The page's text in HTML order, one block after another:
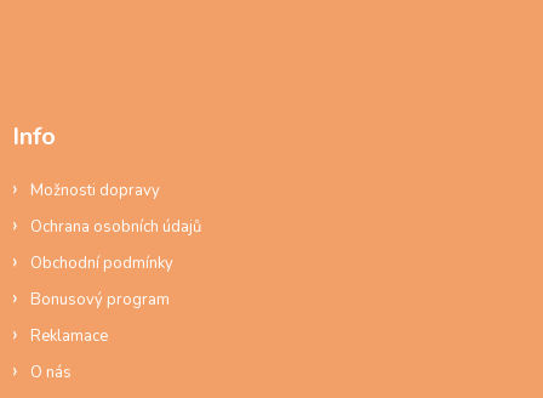
Info
Možnosti dopravy
Ochrana osobních údajů
Obchodní podmínky
Bonusový program
Reklamace
O nás